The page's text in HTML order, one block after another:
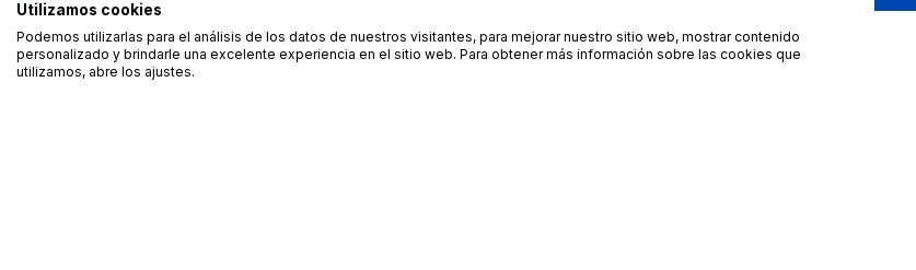
Utilizamos cookies
Podemos utilizarlas para el análisis de los datos de nuestros visitantes, para mejorar nuestro sitio web, mostrar contenido
personalizado y brindarle una excelente experiencia en el sitio web. Para obtener más información sobre las cookies que
utilizamos, abre los ajustes.